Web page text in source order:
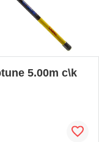
5.00m c\k